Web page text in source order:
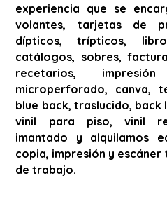
experiencia que se
volantes, tarjetas de
dípticos, trípticos,
catálogos, sobres,
recetarios,
microperforado, canva,
blue back, traslucido,
vinil para piso, vinil
imantado y alquilamos
copia, impresión y
de trabajo.